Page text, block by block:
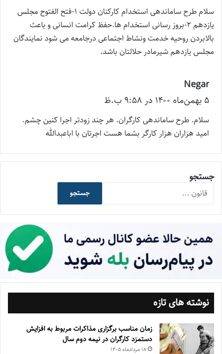
ت
:
سلام طرح ساماندهی استخدام کارکنان دولت ۱-فتح الفتوح مجلس
یازدهم ۲-بروز رسانی استخدام ها.حفظ کرامت انسانی و باعث
بالابردن روحیه خدمت ونشاط اجتماعی درجامعه می شود نمایندگان
مجلس یازدهم شیرمادر حلالتان باشد.
Negar
ف
ت
:
۵ بهمن‌ماه ۱۴۰۰ در ۹:۵۸ ب.ظ
سلام. طرح ساماندهی کارگران. هر چند زودتر اجرا کنین چشم.
امید هزاران هزار کارگر بشما هست اجرتان با اباعبدالله
جستجو
جستجو
نوشته های تازه
زمان مناسب برگزاری مذاکرات مربوط به افزایش
دستمزد کارگران در نیمه دوم سال
۱۸ مرداد‌ماه ۱۴۰۵